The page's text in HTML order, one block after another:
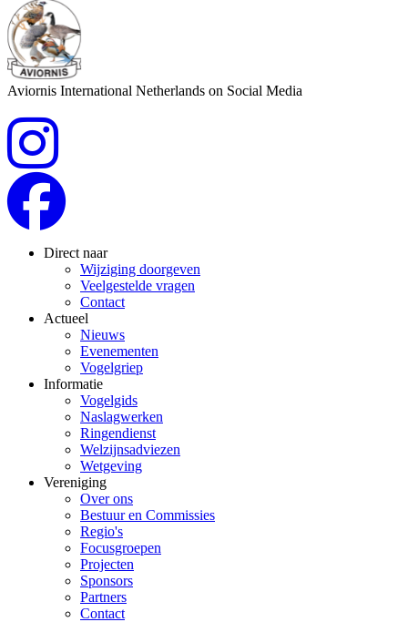
Aviornis International Netherlands on Social Media
Direct naar
Wijziging doorgeven
Veelgestelde vragen
Contact
Actueel
Nieuws
Evenementen
Vogelgriep
Informatie
Vogelgids
Naslagwerken
Ringendienst
Welzijnsadviezen
Wetgeving
Vereniging
Over ons
Bestuur en Commissies
Regio's
Focusgroepen
Projecten
Sponsors
Partners
Contact